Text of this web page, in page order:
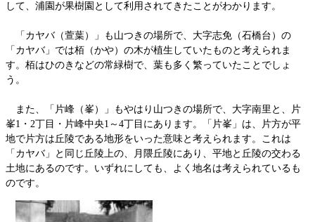
して、浦園が果樹園として利用されてきたことがわかります。
「カヤバ（萱葉）」も山つきの場所で、大字志免（石橋台）の
「カヤバ」では栢（かや）の木が植生していたものと考えられま
す。栢はひのきなどの常緑樹で、葉も多く繁っていたことでしょ
う。
また、「片峰（峯）」もやはり山つきの場所で、大字南里と、片
峯1・2丁目・片峰中央1～4丁目にあります。「片峯」は、片方が平
地で片方は丘陵である地形をいった意味と考えられます。これは
「カヤバ」と同じ丘陵上の、月隈丘陵にあり、平地と丘陵の交わる
土地にあるのです。いずれにしても、よく地名は考えられているも
のです。